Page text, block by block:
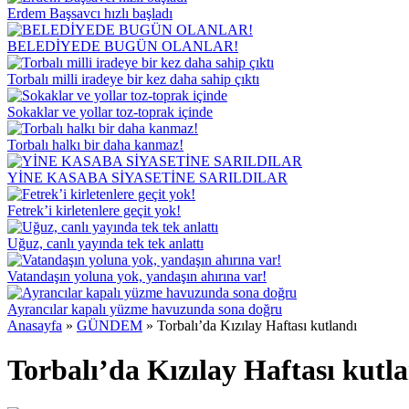
Erdem Başsavcı hızlı başladı
BELEDİYEDE BUGÜN OLANLAR!
Torbalı milli iradeye bir kez daha sahip çıktı
Sokaklar ve yollar toz-toprak içinde
Torbalı halkı bir daha kanmaz!
YİNE KASABA SİYASETİNE SARILDILAR
Fetrek’i kirletenlere geçit yok!
Uğuz, canlı yayında tek tek anlattı
Vatandaşın yoluna yok, yandaşın ahırına var!
Ayrancılar kapalı yüzme havuzunda sona doğru
Anasayfa » GÜNDEM » Torbalı’da Kızılay Haftası kutlandı
Torbalı’da Kızılay Haftası